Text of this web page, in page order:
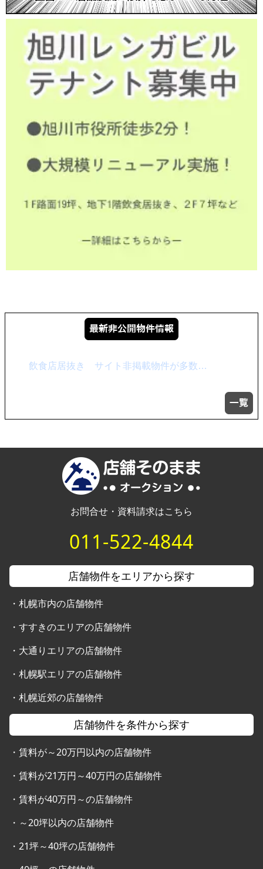
飲食店居抜き サイト非掲載物件が多数…
お問合せ・資料請求はこちら
011-522-4844
店舗物件をエリアから探す
・ 札幌市内の店舗物件
・ すすきのエリアの店舗物件
・ 大通りエリアの店舗物件
・ 札幌駅エリアの店舗物件
・ 札幌近郊の店舗物件
店舗物件を条件から探す
・ 賃料が～20万円以内の店舗物件
・ 賃料が21万円～40万円の店舗物件
・ 賃料が40万円～の店舗物件
・ ～20坪以内の店舗物件
・ 21坪～40坪の店舗物件